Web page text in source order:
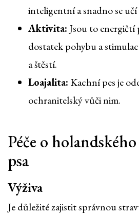
inteligentní a snadno se
Aktivita: Jsou to
dostatek pohybu a
a štěstí.
Loajalita: Kachní pes je
ochranitelský vůči nim.
Péče o
psa
Výživa
Je důležité zajistit správnou